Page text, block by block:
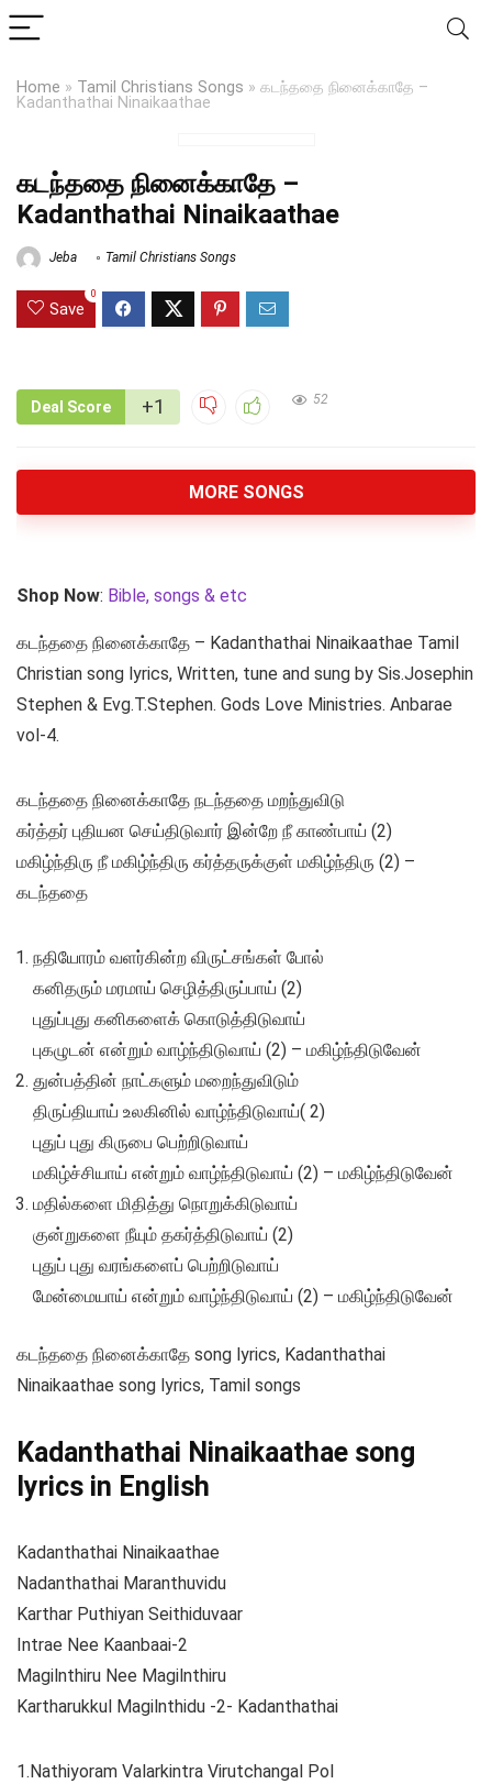
Home » Tamil Christians Songs » கடந்ததை நினைக்காதே –
Kadanthathai Ninaikaathae
கடந்ததை நினைக்காதே –
Kadanthathai Ninaikaathae
Jeba Tamil Christians Songs
Save
0
Deal Score +1 52
MORE SONGS
Shop Now: Bible, songs & etc
கடந்ததை நினைக்காதே – Kadanthathai Ninaikaathae Tamil
Christian song lyrics, Written, tune and sung by Sis.Josephin
Stephen & Evg.T.Stephen. Gods Love Ministries. Anbarae
vol-4.
கடந்ததை நினைக்காதே நடந்ததை மறந்துவிடு
கர்த்தர் புதியன செய்திடுவார் இன்றே நீ காண்பாய் (2)
மகிழ்ந்திரு நீ மகிழ்ந்திரு கர்த்தருக்குள் மகிழ்ந்திரு (2) –
கடந்ததை
நதியோரம் வளர்கின்ற விருட்சங்கள் போல்
கனிதரும் மரமாய் செழித்திருப்பாய் (2)
புதுப்புது கனிகளைக் கொடுத்திடுவாய்
புகழுடன் என்றும் வாழ்ந்திடுவாய் (2) – மகிழ்ந்திடுவேன்
துன்பத்தின் நாட்களும் மறைந்துவிடும்
திருப்தியாய் உலகினில் வாழ்ந்திடுவாய்( 2)
புதுப் புது கிருபை பெற்றிடுவாய்
மகிழ்ச்சியாய் என்றும் வாழ்ந்திடுவாய் (2) – மகிழ்ந்திடுவேன்
மதில்களை மிதித்து நொறுக்கிடுவாய்
குன்றுகளை நீயும் தகர்த்திடுவாய் (2)
புதுப் புது வரங்களைப் பெற்றிடுவாய்
மேன்மையாய் என்றும் வாழ்ந்திடுவாய் (2) – மகிழ்ந்திடுவேன்
கடந்ததை நினைக்காதே song lyrics, Kadanthathai
Ninaikaathae song lyrics, Tamil songs
Kadanthathai Ninaikaathae song
lyrics in English
Kadanthathai Ninaikaathae
Nadanthathai Maranthuvidu
Karthar Puthiyan Seithiduvaar
Intrae Nee Kaanbaai-2
Magilnthiru Nee Magilnthiru
Kartharukkul Magilnthidu -2- Kadanthathai
1.Nathiyoram Valarkintra Virutchangal Pol